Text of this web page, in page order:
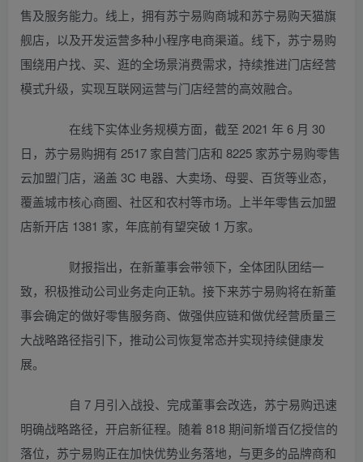
售及服务能力。线上，拥有苏宁易购商城和苏宁易购天猫旗
舰店，以及开发运营多种小程序电商渠道。线下，苏宁易购
围绕用户找、买、逛的全场景消费需求，持续推进门店经营
模式升级，实现互联网运营与门店经营的高效融合。
在线下实体业务规模方面，截至 2021 年 6 月 30
日，苏宁易购拥有 2517 家自营门店和 8225 家苏宁易购零售
云加盟门店，涵盖 3C 电器、大卖场、母婴、百货等业态，
覆盖城市核心商圈、社区和农村等市场。上半年零售云加盟
店新开店 1381 家，年底前有望突破 1 万家。
财报指出，在新董事会带领下，全体团队团结一
致，积极推动公司业务走向正轨。接下来苏宁易购将在新董
事会确定的做好零售服务商、做强供应链和做优经营质量三
大战略路径指引下，推动公司恢复常态并实现持续健康发
展。
自 7 月引入战投、完成董事会改选，苏宁易购迅速
明确战略路径，开启新征程。随着 818 期间新增百亿授信的
落位，苏宁易购正在加快优势业务落地，与更多的品牌商和